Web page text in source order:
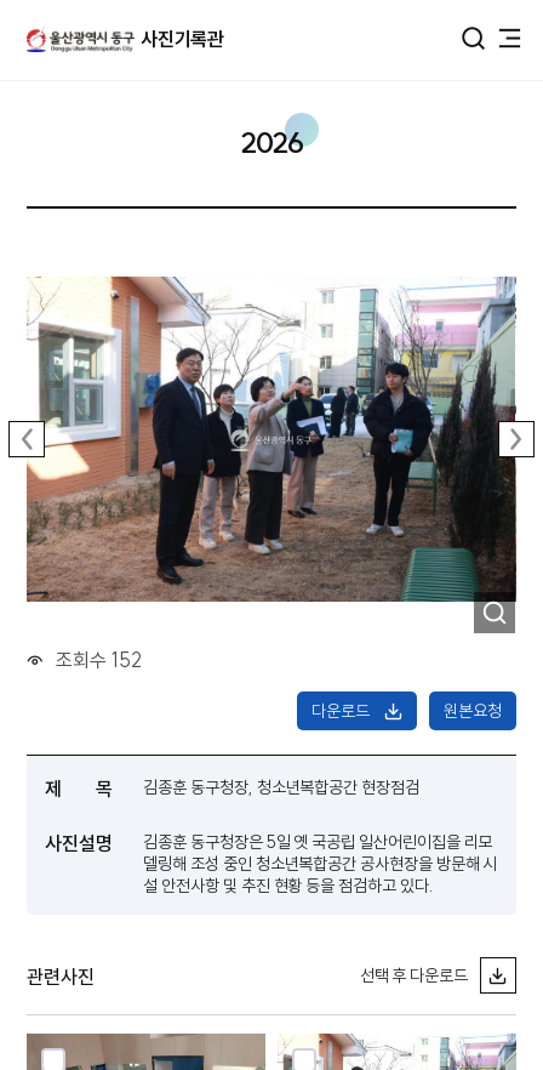
사진기록관
2026
조회수 152
다운로드 원본요청
제 목 김종훈 동구청장, 청소년복합공간 현장점검
사진설명
김종훈 동구청장은 5일 옛 국공립 일산어린이집을 리모
델링해 조성 중인 청소년복합공간 공사현장을 방문해 시
설 안전사항 및 추진 현황 등을 점검하고 있다.
관련사진 선택 후 다운로드